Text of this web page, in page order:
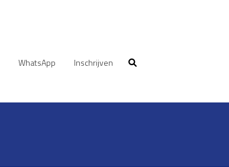
WhatsApp Inschrijven